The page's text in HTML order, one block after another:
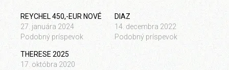
REYCHEL 450,-EUR NOVÉ
27. januára 2024
Podobný príspevok
DIAZ
14. decembra 2022
Podobný príspevok
THERESE 2025
17. októbra 2020